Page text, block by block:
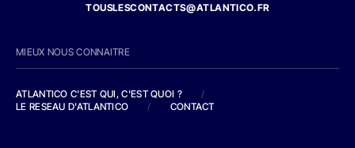
TOUSLESCONTACTS@ATLANTICO.FR
MIEUX NOUS CONNAITRE
ATLANTICO C'EST QUI, C'EST QUOI ?
/
LE RESEAU D'ATLANTICO
/ CONTACT